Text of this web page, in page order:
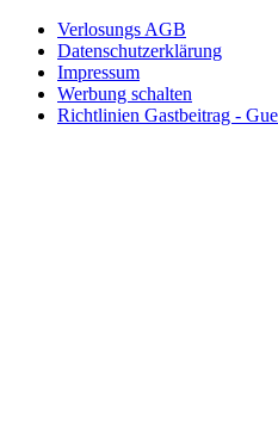
Verlosungs AGB
Datenschutzerklärung
Impressum
Werbung schalten
Richtlinien Gastbeitrag -